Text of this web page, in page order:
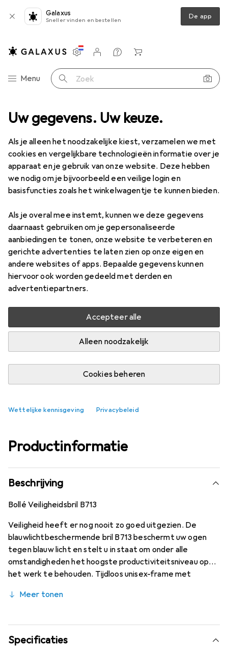
Uw gegevens. Uw keuze.
Als je alleen het noodzakelijke kiest, verzamelen we met
cookies en vergelijkbare technologieën informatie over je
apparaat en je gebruik van onze website. Deze hebben
we nodig om je bijvoorbeeld een veilige login en
basisfuncties zoals het winkelwagentje te kunnen bieden.
Als je overal mee instemt, kunnen we deze gegevens
daarnaast gebruiken om je gepersonaliseerde
aanbiedingen te tonen, onze website te verbeteren en
gerichte advertenties te laten zien op onze eigen en
andere websites of apps. Bepaalde gegevens kunnen
hiervoor ook worden gedeeld met derden en
advertentiepartners.
Accepteer alle
Alleen noodzakelijk
Cookies beheren
Wettelijke kennisgeving Privacybeleid
Galaxus
Sneller vinden en bestellen De app
Categorie navigatie
Menu Zoek op
Instellingen
Klantenaccount
Produktvergelijking
Verlanglijstje
Winkelmandje
+ gelaatsscherm Bollé Blauw licht veiligheidsbril B714
2 afbeeldingen
BolléBlauw licht veiligheidsbril B714
Prijs in EUR inclusief BTW
EUR
68,90
Waarderingscijfers Merk
Meer van Bollé
7 stuk op voorraad bij leverancier
In winkelmandje
Vergelijk In verlanglijstje
Productinformatie
Beschrijving
Bollé Veiligheidsbril B713
Veiligheid heeft er nog nooit zo goed uitgezien. De
blauwlichtbeschermende bril B713 beschermt uw ogen
tegen blauw licht en stelt u in staat om onder alle
omstandigheden het hoogste productiviteitsniveau op
het werk te behouden. Tijdloos unisex-frame met
licht bij 445 nm absorberen.
Meer tonen
Specificaties